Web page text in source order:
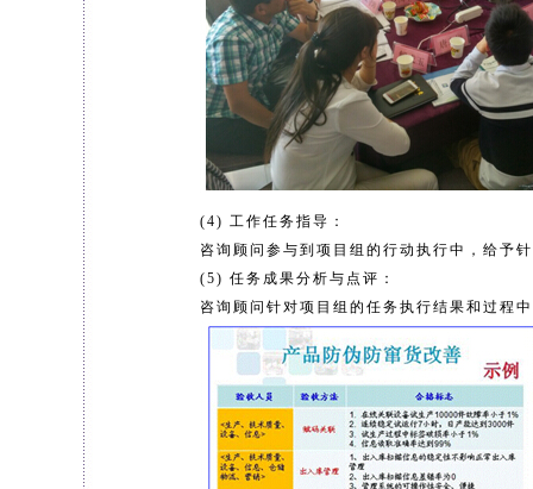
(4) 工作任务指导：
咨询顾问参与到项目组的行动执行中，给予
(5) 任务成果分析与点评：
咨询顾问针对项目组的任务执行结果和过程